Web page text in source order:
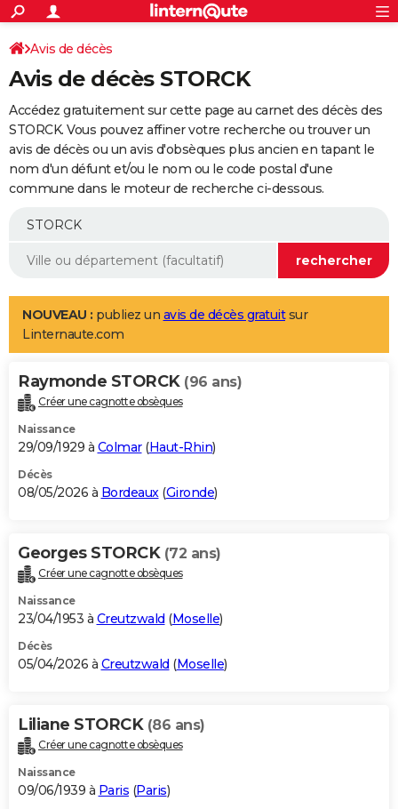
ACTUALITÉS
Politique
Société
Faits Divers
Education
Monde
Villes
+
SPORT
Coupe du monde 2026
Football
Tennis
Cyclisme
Rugby
Forum
Programme TV
TNT
Streaming
Cinéma
Sorties cinéma
Musique
+
FINANCE
Retraite
Epargne
Immobilier
Risques naturels par ville
Banque
Assurance
AUTO
Essais
Réserver un essai
Citadines
Berlines
SUV
Forum auto
+
Mobiles
Meilleur smartphone
Internet
Ordinateurs
Jeux vidéo
Guide high-tech
Aménagement intérieur
LIFESTYLE
Art de vivre
Bien-être
Loisirs
Mode
Modes de vie
Alimentation
Guide de la santé
Maladies
Médicaments
Sommeil
VOYAGE
Destinations
City break
Voyage nature
Voyage de noces
Forum
Climat
+PHOTO
GUIDES D'ACHAT
BONS PLANS
Carte de Noël
Carte Bonne année
Carte Saint-Valentin
Carte Pâques
Carte d'anniversaire
DICTIONNAIRE
Dictionnaire
Biographies
Citations
Expressions
Proverbes
PROGRAMME TV
S'inscrire
Se connecter
Lycées
Collèges
Primaires
Universités
Entreprises
Service militaire
Avis de recherche
AVIS DE DÉCÈS
Bricolage
Lifestyle
Culture
Sport
Auto
Television
Voyage
Cinema
Avis de décès
Avis de décès STORCK
Accédez gratuitement sur cette page au carnet des décès des
STORCK. Vous pouvez affiner votre recherche ou trouver un
avis de décès ou un avis d'obsèques plus ancien en tapant le
nom d'un défunt et/ou le nom ou le code postal d'une
commune dans le moteur de recherche ci-dessous.
NOUVEAU : publiez un avis de décès gratuitsur
Linternaute.com
Raymonde STORCK (96 ans)
Créer une cagnotte obsèques
Naissance
29/09/1929 à Colmar(Haut-Rhin)
Décès
08/05/2026 à Bordeaux(Gironde)
Georges STORCK (72 ans)
Créer une cagnotte obsèques
Naissance
23/04/1953 à Creutzwald (Moselle)
Décès
05/04/2026 à Creutzwald (Moselle)
Liliane STORCK (86 ans)
Créer une cagnotte obsèques
Naissance
09/06/1939 à Paris (Paris)